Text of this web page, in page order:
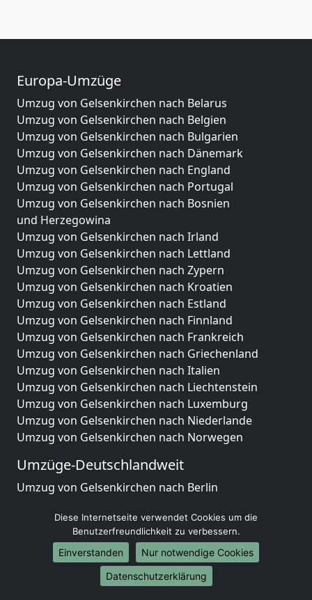
Europa-Umzüge
Umzug von Gelsenkirchen nach Belarus
Umzug von Gelsenkirchen nach Belgien
Umzug von Gelsenkirchen nach Bulgarien
Umzug von Gelsenkirchen nach Dänemark
Umzug von Gelsenkirchen nach England
Umzug von Gelsenkirchen nach Portugal
Umzug von Gelsenkirchen nach Bosnien
und Herzegowina
Umzug von Gelsenkirchen nach Irland
Umzug von Gelsenkirchen nach Lettland
Umzug von Gelsenkirchen nach Zypern
Umzug von Gelsenkirchen nach Kroatien
Umzug von Gelsenkirchen nach Estland
Umzug von Gelsenkirchen nach Finnland
Umzug von Gelsenkirchen nach Frankreich
Umzug von Gelsenkirchen nach Griechenland
Umzug von Gelsenkirchen nach Italien
Umzug von Gelsenkirchen nach Liechtenstein
Umzug von Gelsenkirchen nach Luxemburg
Umzug von Gelsenkirchen nach Niederlande
Umzug von Gelsenkirchen nach Norwegen
Umzüge-Deutschlandweit
Umzug von Gelsenkirchen nach Berlin
Umzug von Gelsenkirchen nach München
Umzug von Gelsenkirchen nach Köln
Umzug von Gelsenkirchen nach Frankfurt am Main
Umzug von Gelsenkirchen nach Stuttgart
Umzug von Gelsenkirchen nach Düsseldorf
Diese Internetseite verwendet Cookies um die
Benutzerfreundlichkeit zu verbessern.
Einverstanden
Nur notwendige Cookies
Datenschutzerklärung